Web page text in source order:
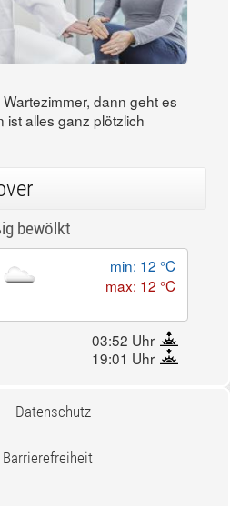
dann geht es
ist alles ganz plötzlich
bewölkt
min: 12 °C
max: 12 °C
03:52 Uhr
19:01 Uhr
Datenschutz
Barrierefreiheit